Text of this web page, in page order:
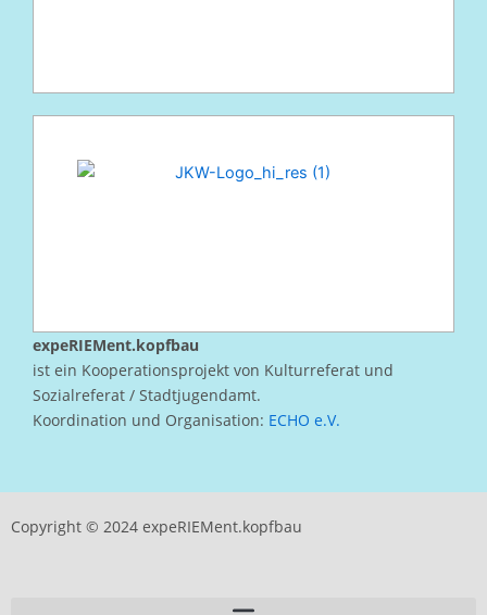
expeRIEMent.kopfbau
ist ein Kooperationsprojekt von Kulturreferat und
Sozialreferat / Stadtjugendamt.
Koordination und Organisation: ECHO e.V.
Copyright © 2024 expeRIEMent.kopfbau